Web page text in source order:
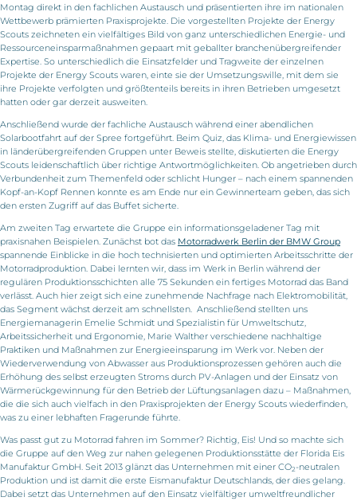
Montag direkt in den fachlichen Austausch und präsentierten ihre im nationalen
Wettbewerb prämierten Praxisprojekte. Die vorgestellten Projekte der Energy
Scouts zeichneten ein vielfältiges Bild von ganz unterschiedlichen Energie- und
Ressourceneinsparmaßnahmen gepaart mit geballter branchenübergreifender
Expertise. So unterschiedlich die Einsatzfelder und Tragweite der einzelnen
Projekte der Energy Scouts waren, einte sie der Umsetzungswille, mit dem sie
ihre Projekte verfolgten und größtenteils bereits in ihren Betrieben umgesetzt
hatten oder gar derzeit ausweiten.
Anschließend wurde der fachliche Austausch während einer abendlichen
Solarbootfahrt auf der Spree fortgeführt. Beim Quiz, das Klima- und Energiewissen
in länderübergreifenden Gruppen unter Beweis stellte, diskutierten die Energy
Scouts leidenschaftlich über richtige Antwortmöglichkeiten. Ob angetrieben durch
Verbundenheit zum Themenfeld oder schlicht Hunger – nach einem spannenden
Kopf-an-Kopf Rennen konnte es am Ende nur ein Gewinnerteam geben, das sich
den ersten Zugriff auf das Buffet sicherte.
Am zweiten Tag erwartete die Gruppe ein informationsgeladener Tag mit
praxisnahen Beispielen. Zunächst bot das Motorradwerk Berlin der BMW Group
spannende Einblicke in die hoch technisierten und optimierten Arbeitsschritte der
Motorradproduktion. Dabei lernten wir, dass im Werk in Berlin während der
regulären Produktionsschichten alle 75 Sekunden ein fertiges Motorrad das Band
verlässt. Auch hier zeigt sich eine zunehmende Nachfrage nach Elektromobilität,
das Segment wächst derzeit am schnellsten. Anschließend stellten uns
Energiemanagerin Emelie Schmidt und Spezialistin für Umweltschutz,
Arbeitssicherheit und Ergonomie, Marie Walther verschiedene nachhaltige
Praktiken und Maßnahmen zur Energieeinsparung im Werk vor. Neben der
Wiederverwendung von Abwasser aus Produktionsprozessen gehören auch die
Erhöhung des selbst erzeugten Stroms durch PV-Anlagen und der Einsatz von
Wärmerückgewinnung für den Betrieb der Lüftungsanlagen dazu – Maßnahmen,
die die sich auch vielfach in den Praxisprojekten der Energy Scouts wiederfinden,
was zu einer lebhaften Fragerunde führte.
Was passt gut zu Motorrad fahren im Sommer? Richtig, Eis! Und so machte sich
die Gruppe auf den Weg zur nahen gelegenen Produktionsstätte der Florida Eis
Manufaktur GmbH. Seit 2013 glänzt das Unternehmen mit einer CO2-neutralen
Produktion und ist damit die erste Eismanufaktur Deutschlands, der dies gelang.
Dabei setzt das Unternehmen auf den Einsatz vielfältiger umweltfreundlicher